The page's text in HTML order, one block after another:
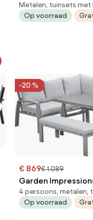
dining set 6-delig -
Metalen, tuinsets met
Op voorraad
-20 %
€ 869€ 1.089
Garden
dining set 4-delig
4 persoons, metalen,
Op voorraad